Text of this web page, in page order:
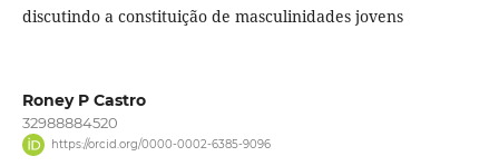
discutindo a constituição de masculinidades jovens
Roney P Castro
32988884520
https://orcid.org/0000-0002-6385-9096